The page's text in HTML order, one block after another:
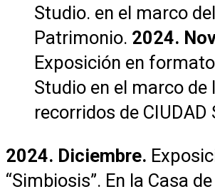
Studio. en el marco
Patrimonio. 2024.
Exposición en
Studio en el marco de
recorridos de CIUDAD
2024. Diciembre.
“Simbiosis”. En la Casa